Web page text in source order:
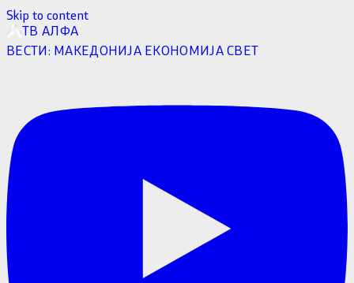
Skip to content
ТВ АЛФА
ВЕСТИ: МАКЕДОНИЈА ЕКОНОМИЈАСВЕТ